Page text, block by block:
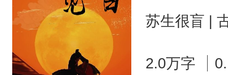
苏生很盲 |
2.0万字